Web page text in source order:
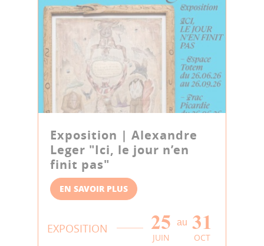
Exposition | Alexandre
Leger "Ici, le jour n’en
finit pas"
EN SAVOIR PLUS
EXPOSITION 25
JUIN
au 31
OCT